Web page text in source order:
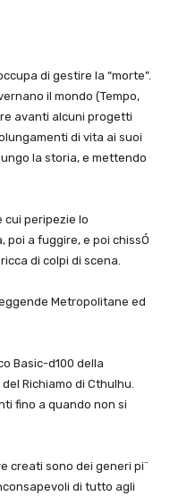
di gestire la “morte”.
il mondo (Tempo,
avanti alcuni progetti
di vita ai suoi
la storia, e mettendo
cui peripezie lo
poi a fuggire, e poi chissÓ
di colpi di scena.
Metropolitane ed
Basic-d100 della
Richiamo di Cthulhu.
fino a quando non si
creati sono dei generi pi¨
di tutto agli